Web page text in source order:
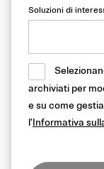
Soluzioni di
archiviati per
e su come
l'Informativa